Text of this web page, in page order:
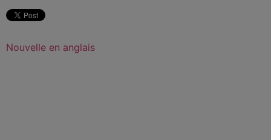
Nouvelle en anglais